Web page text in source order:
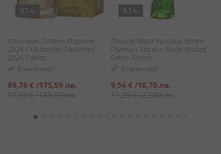
0.7 л.
Килхоман Сотерн Издание
2024 / Kilchoman Sauternes
2024 Edition
В наличност
Специална
цена
89,78 € /175,59 лв.
97,09 €/189,89 лв.
0.7 л.
Ликьор Мари Бризард Зелен
Пъпеш / Liqueur Marie Brizard
Green Melon
В наличност
Специална
цена
9,56 € /18,70 лв.
11,25 €/22,00 лв.